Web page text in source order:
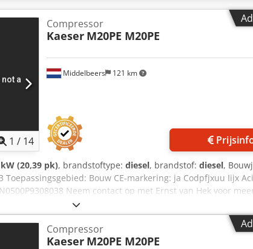
1 / 14
Middelbeers 121 km
Compressor
Kaeser M20PE M20PE
(20,39 pk), brandstoftype: diesel, brandstof: diesel,
Toepassingsgebied: Bouw CE-markering: ja Codpfjxuu Iijx
Neem contact op met Ernst van Hek voor
Compressor
Kaeser M20PE M20PE